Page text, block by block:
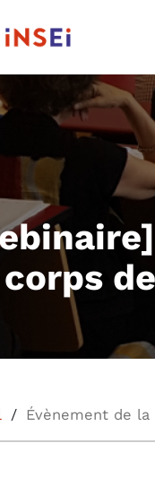
Évènement de